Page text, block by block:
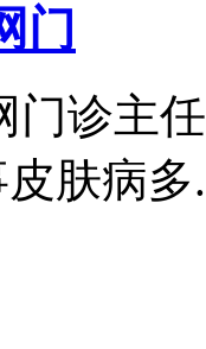
门
门诊主
肤病多